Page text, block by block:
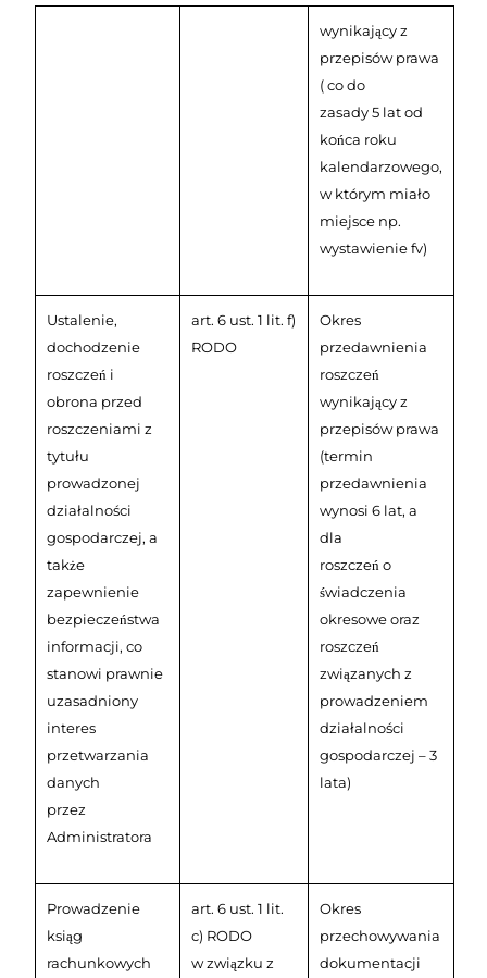
wynikający z
przepisów prawa
( co do
zasady 5 lat od
końca roku
kalendarzowego,
w którym miało
miejsce np.
wystawienie fv)
Ustalenie,
dochodzenie
roszczeń i
obrona przed
roszczeniami z
tytułu
prowadzonej
działalności
gospodarczej, a
także
zapewnienie
bezpieczeństwa
informacji, co
stanowi prawnie
uzasadniony
interes
przetwarzania
danych
przez
Administratora
art. 6 ust. 1 lit. f)
RODO
Okres
przedawnienia
roszczeń
wynikający z
przepisów prawa
(termin
przedawnienia
wynosi 6 lat, a
dla
roszczeń o
świadczenia
okresowe oraz
roszczeń
związanych z
prowadzeniem
działalności
gospodarczej – 3
lata)
Prowadzenie
ksiąg
rachunkowych
art. 6 ust. 1 lit.
c) RODO
w związku z
Okres
przechowywania
dokumentacji